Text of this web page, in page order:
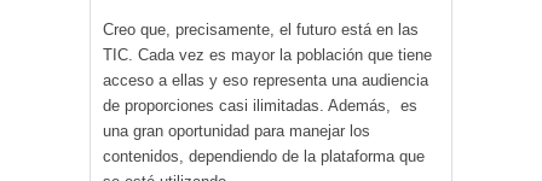
Creo que, precisamente, el futuro está en las
TIC. Cada vez es mayor la población que tiene
acceso a ellas y eso representa una audiencia
de proporciones casi ilimitadas. Además, es
una gran oportunidad para manejar los
contenidos, dependiendo de la plataforma que